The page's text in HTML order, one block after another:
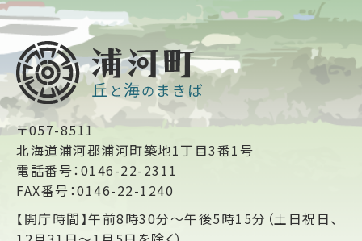
〒057-8511
北海道浦河郡浦河町築地1丁目3番1号
電話番号：0146-22-2311
FAX番号：0146-22-1240
【開庁時間】午前8時30分～午後5時15分（土日祝日、